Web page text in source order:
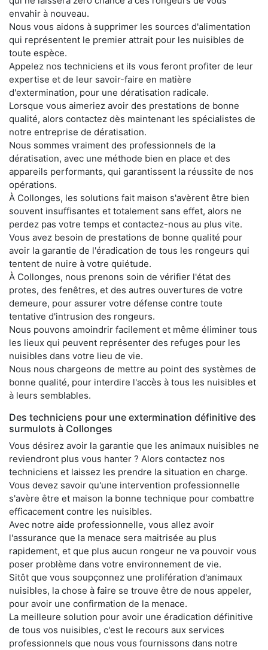
envahir à nouveau.
Nous vous aidons à supprimer les sources d'alimentation
qui représentent le premier attrait pour les nuisibles de
toute espèce.
Appelez nos techniciens et ils vous feront profiter de leur
expertise et de leur savoir-faire en matière
d'extermination, pour une dératisation radicale.
Lorsque vous aimeriez avoir des prestations de bonne
qualité, alors contactez dès maintenant les spécialistes de
notre entreprise de dératisation.
Nous sommes vraiment des professionnels de la
dératisation, avec une méthode bien en place et des
appareils performants, qui garantissent la réussite de nos
opérations.
À Collonges, les solutions fait maison s'avèrent être bien
souvent insuffisantes et totalement sans effet, alors ne
perdez pas votre temps et contactez-nous au plus vite.
Vous avez besoin de prestations de bonne qualité pour
avoir la garantie de l'éradication de tous les rongeurs qui
tentent de nuire à votre quiétude.
À Collonges, nous prenons soin de vérifier l'état des
protes, des fenêtres, et des autres ouvertures de votre
demeure, pour assurer votre défense contre toute
tentative d'intrusion des rongeurs.
Nous pouvons amoindrir facilement et même éliminer tous
les lieux qui peuvent représenter des refuges pour les
nuisibles dans votre lieu de vie.
Nous nous chargeons de mettre au point des systèmes de
bonne qualité, pour interdire l'accès à tous les nuisibles et
à leurs semblables.
Des techniciens pour une extermination définitive des
surmulots à Collonges
Vous désirez avoir la garantie que les animaux nuisibles ne
reviendront plus vous hanter ? Alors contactez nos
techniciens et laissez les prendre la situation en charge.
Vous devez savoir qu'une intervention professionnelle
s'avère être et maison la bonne technique pour combattre
efficacement contre les nuisibles.
Avec notre aide professionnelle, vous allez avoir
l'assurance que la menace sera maitrisée au plus
rapidement, et que plus aucun rongeur ne va pouvoir vous
poser problème dans votre environnement de vie.
Sitôt que vous soupçonnez une prolifération d'animaux
nuisibles, la chose à faire se trouve être de nous appeler,
pour avoir une confirmation de la menace.
La meilleure solution pour avoir une éradication définitive
de tous vos nuisibles, c'est le recours aux services
professionnels que nous vous fournissons dans notre